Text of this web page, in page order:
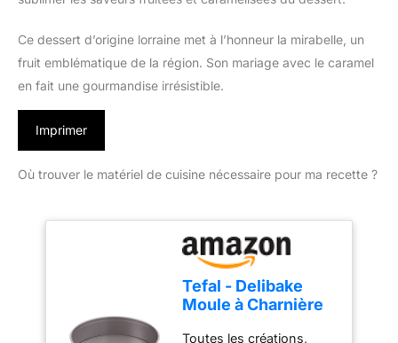
Ce dessert d’origine lorraine met à l’honneur la mirabelle, un
fruit emblématique de la région. Son mariage avec le caramel
en fait une gourmandise irrésistible.
Imprimer
Où trouver le matériel de cuisine nécessaire pour ma recette ?
Tefal - Delibake
Moule à Charnière
Toutes les créations,